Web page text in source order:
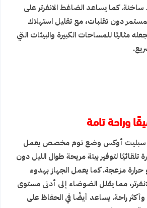
كما يساعد الضاغط الانفرتر على
دون تقلبات، مع تقليل استهلاك
مثاليًا للمساحات الكبيرة والبيئات التي
وراحة تامة
سبليت أوكس وضع نوم مخصص يعمل
لتوفير بيئة مريحة طوال الليل دون
حرارة مزعجة. كما يعمل الجهاز بهدوء
مما يقلل الضوضاء إلى أدنى مستوى
راحة. يساعد أيضًا في الحفاظ على